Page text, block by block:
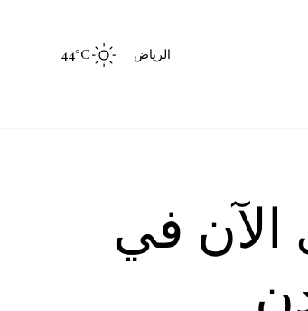
الرياض 44 °C
في